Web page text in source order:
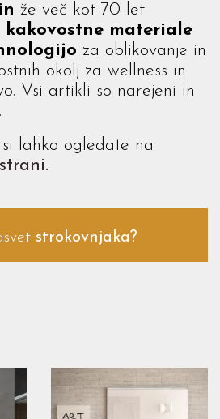
že več kot 70 let
kakovostne materiale
za oblikovanje in
okolj za wellness in
Vsi artikli so narejeni in
lahko ogledate na
strokovnjaka?